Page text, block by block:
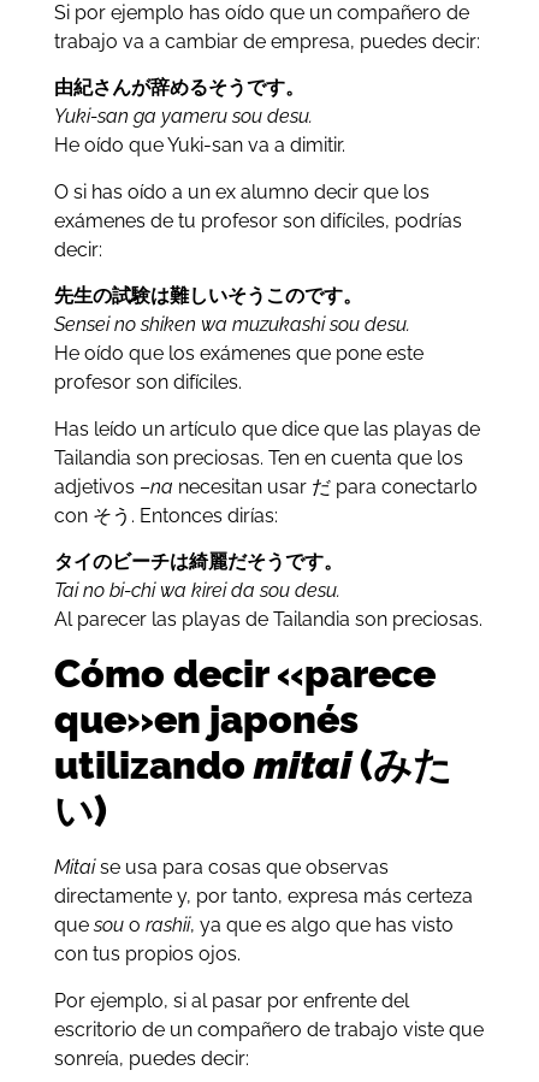
Si por ejemplo has oído que un compañero de
trabajo va a cambiar de empresa, puedes decir:
由紀さんが辞めるそうです。
Yuki-san ga yameru sou desu.
He oído que Yuki-san va a dimitir.
O si has oído a un ex alumno decir que los
exámenes de tu profesor son difíciles, podrías
decir:
先生の試験は難しいそうこのです。
Sensei no shiken wa muzukashi sou desu.
He oído que los exámenes que pone este
profesor son difíciles.
Has leído un artículo que dice que las playas de
Tailandia son preciosas. Ten en cuenta que los
adjetivos –na necesitan usar だ para conectarlo
con そう. Entonces dirías:
タイのビーチは綺麗だそうです。
Tai no bi-chi wa kirei da sou desu.
Al parecer las playas de Tailandia son preciosas.
Cómo decir «parece
que»en japonés
utilizandomitai(みた
い)
Mitaise usa para cosas que observas
directamente y, por tanto, expresa más certeza
quesouo rashii, ya que es algo que has visto
con tus propios ojos.
Por ejemplo, si al pasar por enfrente del
escritorio de un compañero de trabajo viste que
sonreía, puedes decir: